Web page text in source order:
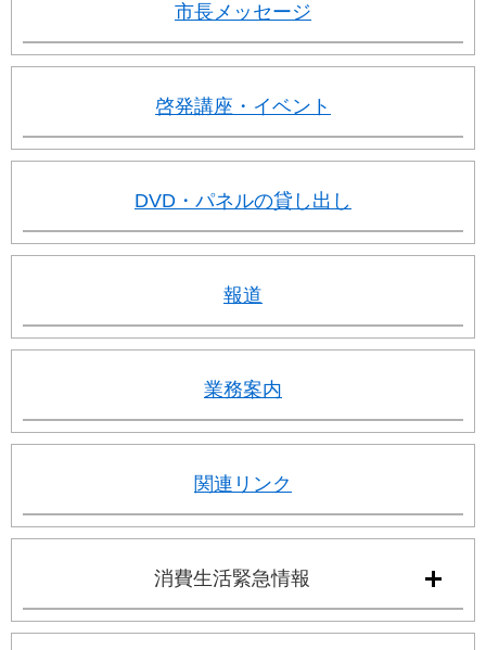
市長メッセージ
啓発講座・イベント
DVD・パネルの貸し出し
報道
業務案内
関連リンク
消費生活緊急情報